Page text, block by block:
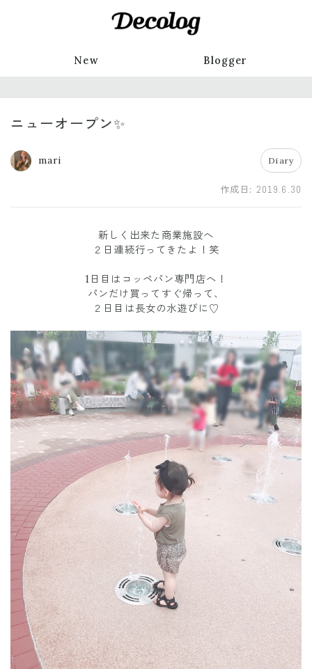
New Blogger
ニューオープン✨
mari Diary
作成日: 2019.6.30
新しく出来た商業施設へ
２日連続行ってきたよ！笑
1日目はコッペパン専門店へ！
パンだけ買ってすぐ帰って、
２日目は長女の水遊びに♡